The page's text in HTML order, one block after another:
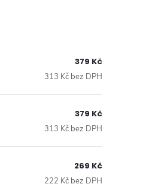
379 Kč
313 Kč bez DPH
379 Kč
313 Kč bez DPH
269 Kč
222 Kč bez DPH